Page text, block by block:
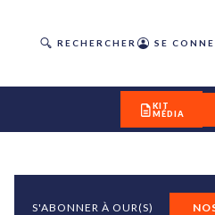
RECHERCHER SE
KIT
MÉDIA
S'ABONNER À OUR(S)